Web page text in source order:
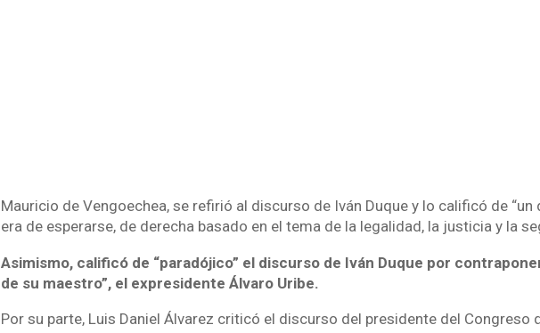
Mauricio de Vengoechea, se refirió al discurso de Iván Duque y lo calificó de
era de esperarse, de derecha basado en el tema de la legalidad, la justicia y la
Asimismo, calificó de “paradójico” el discurso de Iván Duque por
de su maestro”, el expresidente Álvaro Uribe.
Por su parte, Luis Daniel Álvarez criticó el discurso del presidente del Congreso